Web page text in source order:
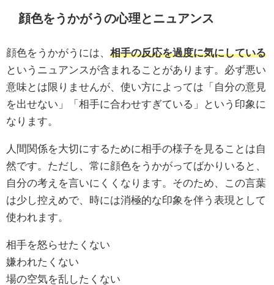
顔色をうかがうの心理とニュアンス
顔色をうかがうには、 相手の反応を過度に気にしている
というニュアンスが含まれることがあります。必ず悪い
意味とは限りませんが、使い方によっては「自分の意見
を出せない」「相手に合わせすぎている」という印象に
なります。
人間関係を大切にするために相手の様子を見ることは自
然です。ただし、常に顔色をうかがってばかりいると、
自分の考えを言いにくくなります。そのため、この言葉
は少し控えめで、時には消極的な印象を伴う表現として
使われます。
相手を怒らせたくない
嫌われたくない
場の空気を乱したくない